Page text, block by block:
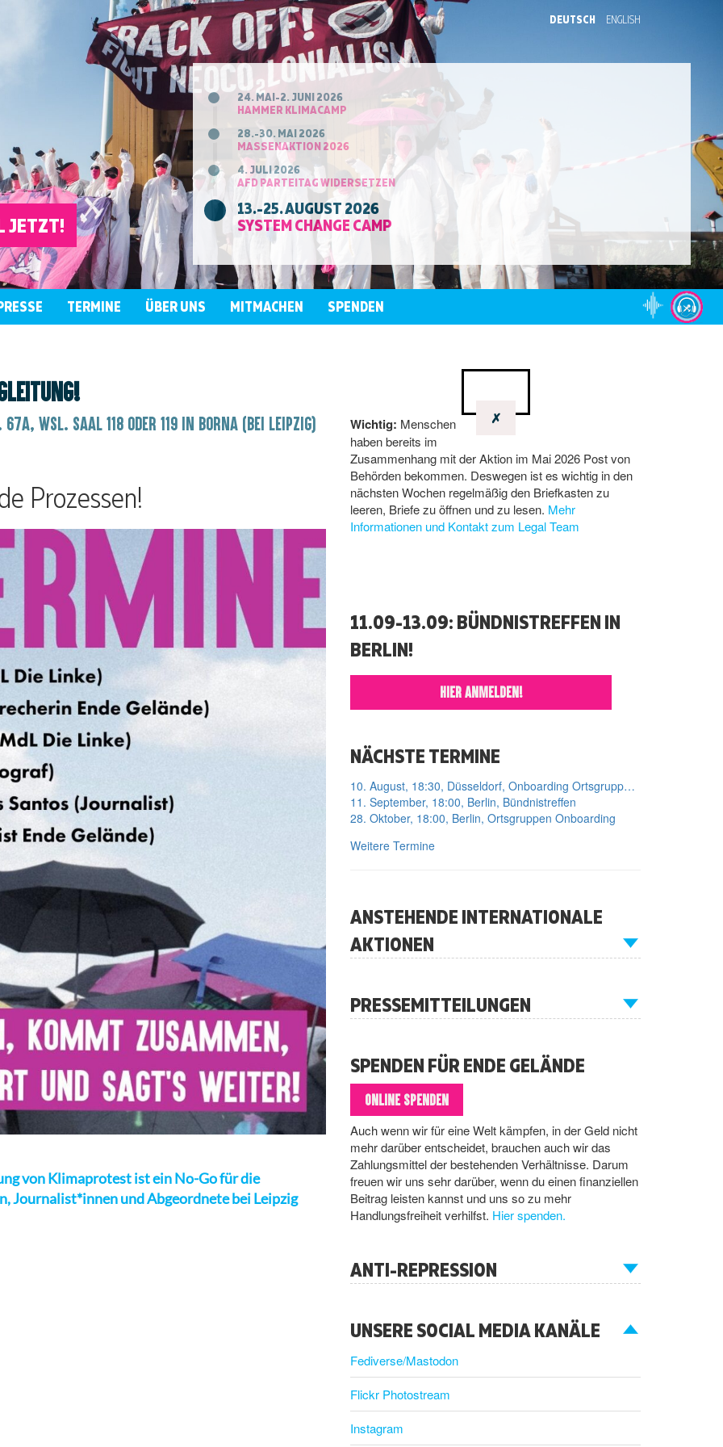
DEUTSCH ENGLISH
JETZT!
24. MAI-2. JUNI 2026
HAMMER KLIMACAMP
28.-30. MAI 2026
MASSENAKTION 2026
4. JULI 2026
AFD PARTEITAG WIDERSETZEN
13.-25. AUGUST 2026
SYSTEM CHANGE CAMP
TERMINE ÜBER UNS MITMACHEN SPENDEN
wsl. Saal 118 oder 119 in Borna (bei Leipzig)
Prozessen!
von Klimaprotest ist ein No-Go für die
Journalist*innen und Abgeordnete bei Leipzig
✗
Wichtig: Menschen
haben bereits im
Zusammenhang mit der Aktion im Mai 2026 Post von
Behörden bekommen. Deswegen ist es wichtig in den
nächsten Wochen regelmäßig den Briefkasten zu
leeren, Briefe zu öffnen und zu lesen. Mehr
Informationen und Kontakt zum Legal Team
11.09-13.09: BÜNDNISTREFFEN IN
BERLIN!
HIER ANMELDEN!
NÄCHSTE TERMINE
10. August, 18:30, Düsseldorf, Onboarding Ortsgruppe Düsseldorf
11. September, 18:00, Berlin, Bündnistreffen
28. Oktober, 18:00, Berlin, Ortsgruppen Onboarding
Weitere Termine
ANSTEHENDE INTERNATIONALE
AKTIONEN
PRESSEMITTEILUNGEN
SPENDEN FÜR ENDE GELÄNDE
ONLINE SPENDEN
Auch wenn wir für eine Welt kämpfen, in der Geld nicht
mehr darüber entscheidet, brauchen auch wir das
Zahlungsmittel der bestehenden Verhältnisse. Darum
freuen wir uns sehr darüber, wenn du einen finanziellen
Beitrag leisten kannst und uns so zu mehr
Handlungsfreiheit verhilfst. Hier spenden.
ANTI-REPRESSION
UNSERE SOCIAL MEDIA KANÄLE
Fediverse/Mastodon
Flickr Photostream
Instagram